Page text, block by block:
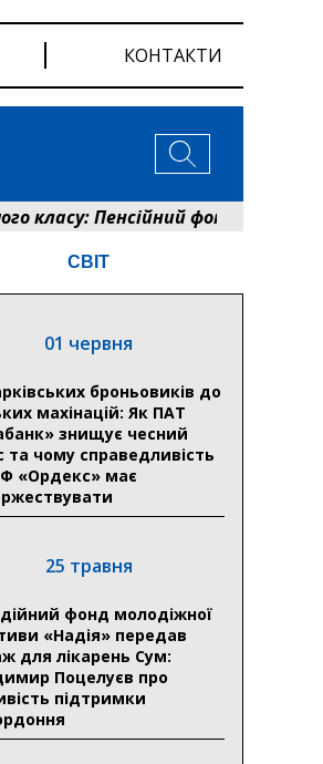
КОНТАКТИ
Пенсійний фонд Сумщини
СВІТ
01 червня
броньовиків до
махінацій: Як ПАТ
знищує чесний
та чому справедливість
«Ордекс» має
25 травня
фонд молодіжної
«Надія» передав
для лікарень Сум:
Поцелуєв про
підтримки